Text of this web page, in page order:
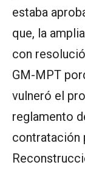
estaba
que, la
con
GM-MPT
vulneró el
reglamento
contratación